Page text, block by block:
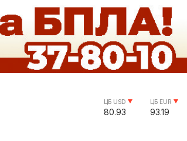
ЦБ USD
80.93
ЦБ EUR
93.19